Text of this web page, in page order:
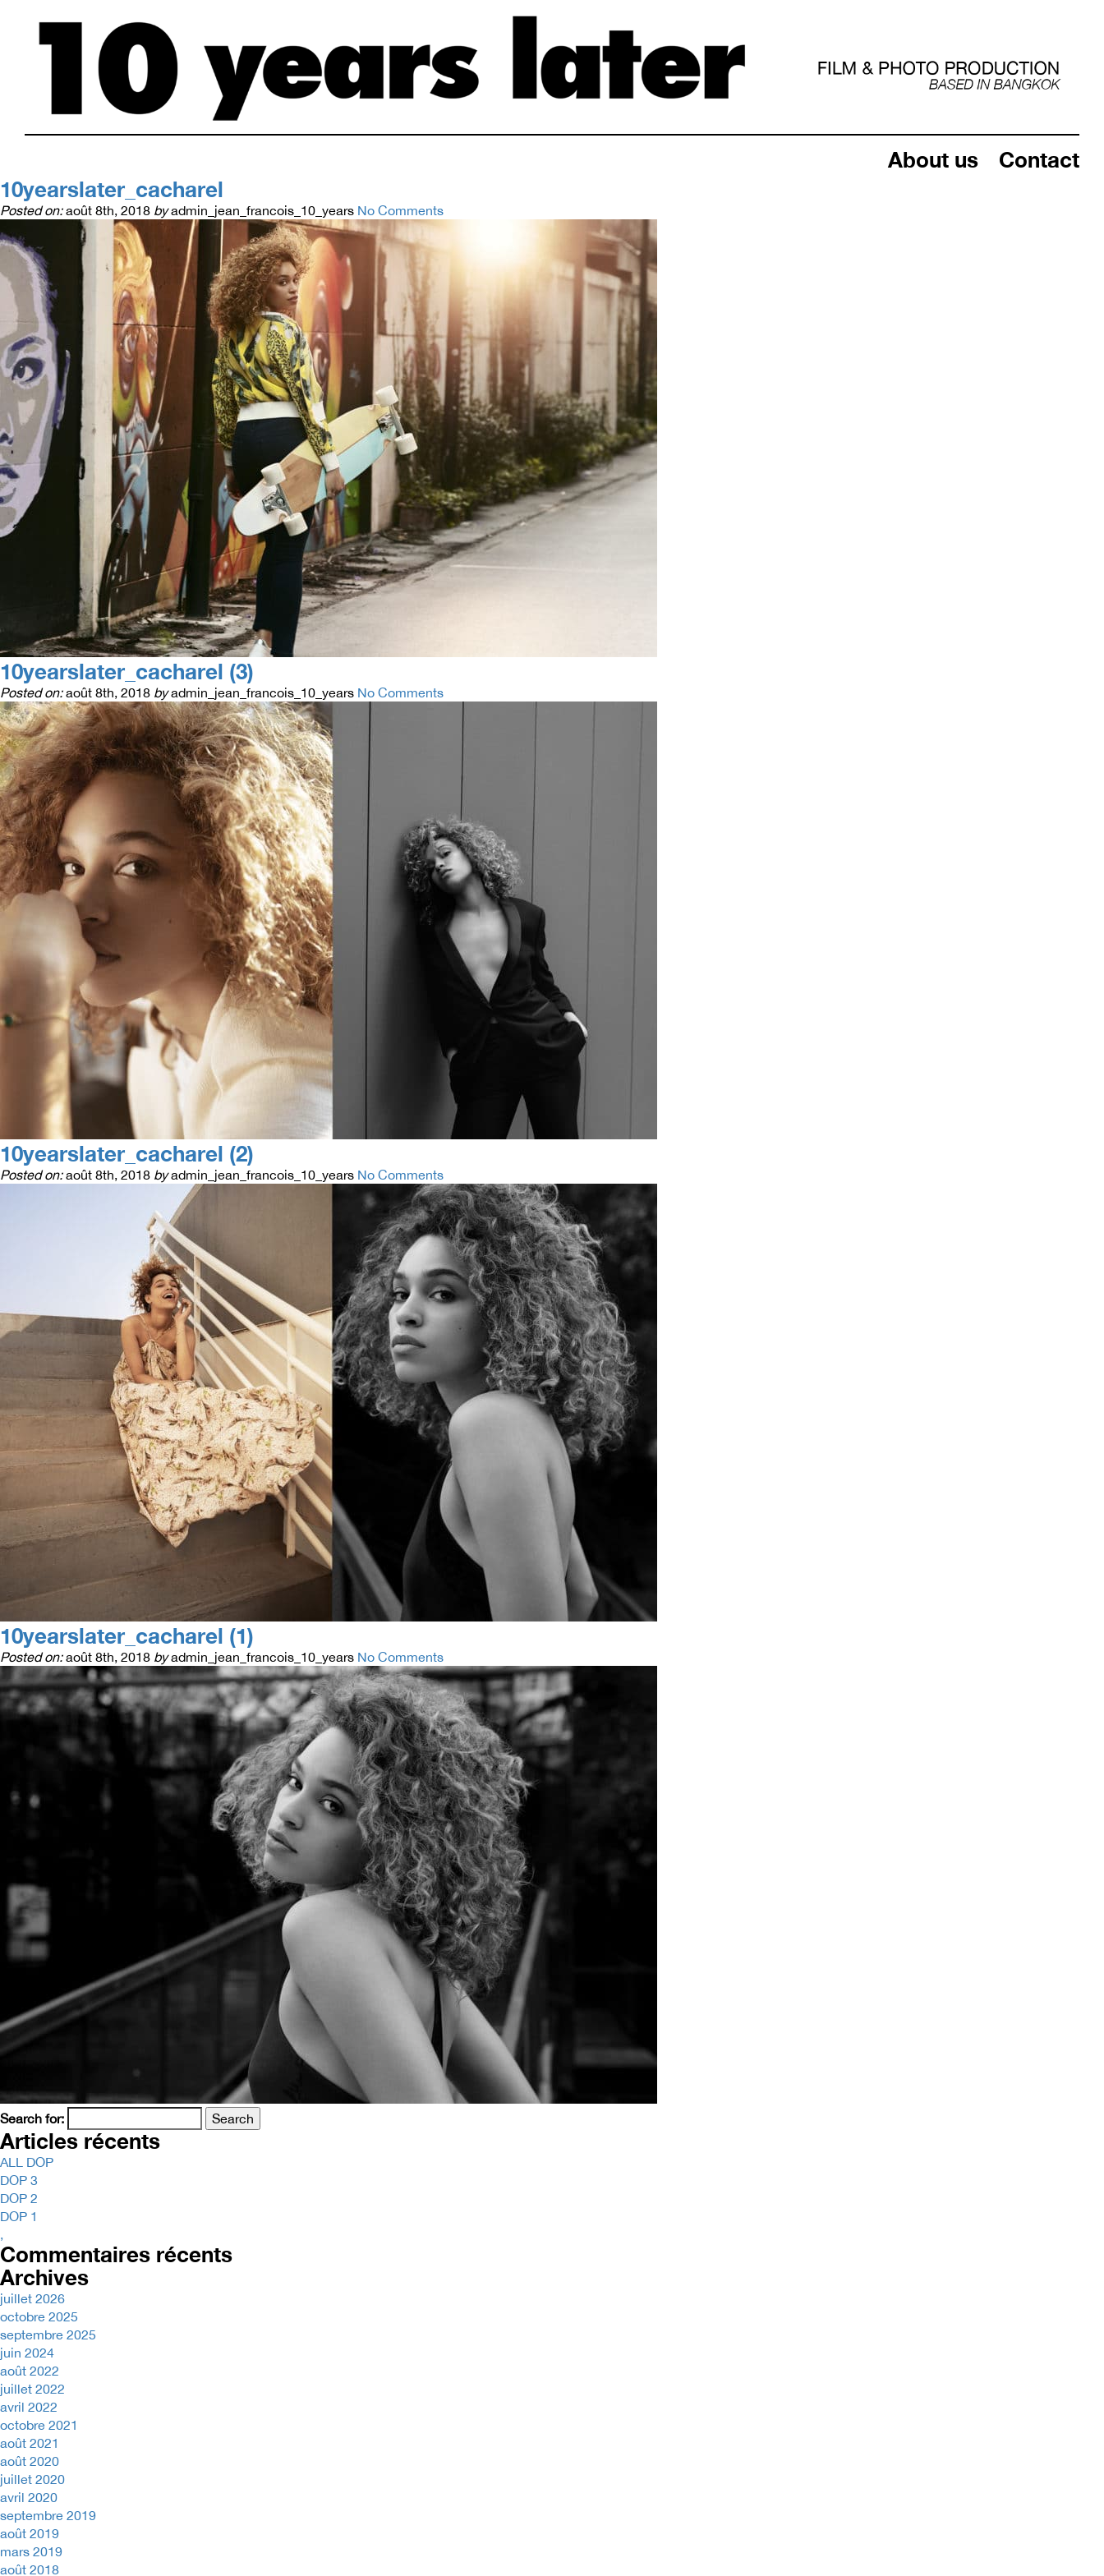
About us
Contact
10yearslater_cacharel
Posted on: août 8th, 2018 by admin_jean_francois_10_years No Comments
10yearslater_cacharel (3)
Posted on: août 8th, 2018 by admin_jean_francois_10_years No Comments
10yearslater_cacharel (2)
Posted on: août 8th, 2018 by admin_jean_francois_10_years No Comments
10yearslater_cacharel (1)
Posted on: août 8th, 2018 by admin_jean_francois_10_years No Comments
Search for:
Articles récents
ALL DOP
DOP 3
DOP 2
DOP 1
,
Commentaires récents
Archives
juillet 2026
octobre 2025
septembre 2025
juin 2024
août 2022
juillet 2022
avril 2022
octobre 2021
août 2021
août 2020
juillet 2020
avril 2020
septembre 2019
août 2019
mars 2019
août 2018